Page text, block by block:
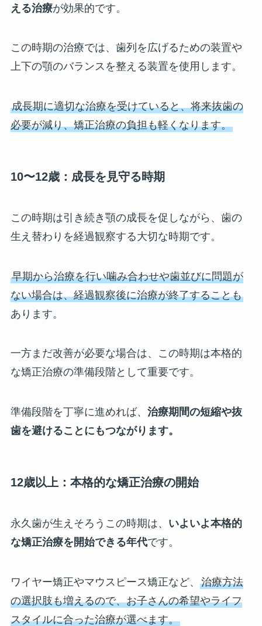
える治療が効果的です。
この時期の治療では、歯列を広げるための装置や
上下の顎のバランスを整える装置を使用します。
成長期に適切な治療を受けていると、将来抜歯の
必要が減り、矯正治療の負担も軽くなります。
10〜12歳：成長を見守る時期
この時期は引き続き顎の成長を促しながら、歯の
生え替わりを経過観察する大切な時期です。
早期から治療を行い噛み合わせや歯並びに問題が
ない場合は、経過観察後に治療が終了することも
あります。
一方まだ改善が必要な場合は、この時期は本格的
な矯正治療の準備段階として重要です。
準備段階を丁寧に進めれば、 治療期間の短縮や抜
歯を避けることにもつながります。
12歳以上：本格的な矯正治療の開始
永久歯が生えそろうこの時期は、 いよいよ本格的
な矯正治療を開始できる年代です。
ワイヤー矯正やマウスピース矯正など、 治療方法
の選択肢も増えるので、お子さんの希望やライフ
スタイルに合った治療が選べます。